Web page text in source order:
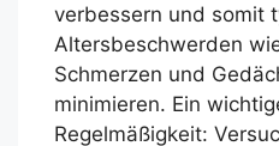
verbessern und somit
Altersbeschwerden
Schmerzen und
minimieren. Ein
Regelmäßigkeit: